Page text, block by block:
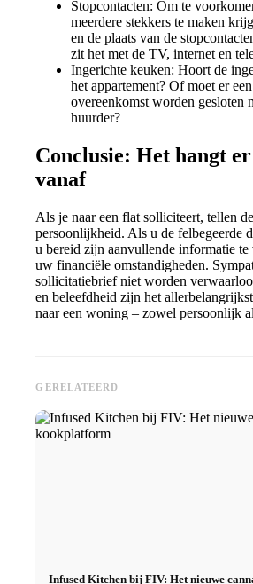
Stopcontacten: Om te
meerdere stekkers te maken
en de plaats van de
zit het met de TV, internet en
Ingerichte keuken: Hoort de
het appartement? Of moet er
overeenkomst worden gesloten
huurder?
Conclusie: Het hangt
vanaf
Als je naar een flat solliciteert, tellen
persoonlijkheid. Als u de felbegeerde
u bereid zijn aanvullende informatie
uw financiële omstandigheden.
sollicitatiebrief niet worden
en beleefdheid zijn het
naar een woning – zowel persoonlijk
GERELATEERD
Infused Kitchen bij FIV: Het nieuwe